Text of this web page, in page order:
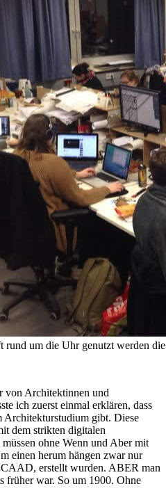
rund um die Uhr genutzt werden
von Architektinnen und
ich zuerst einmal erklären, dass
Architekturstudium gibt. Diese
dem strikten digitalen
ohne Wenn und Aber mit
einen herum hängen zwar nur
erstellt wurden. ABER man
früher war. So um 1900. Ohne